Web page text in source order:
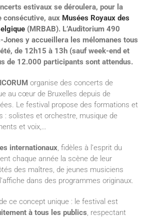
estivaux se déroulera, pour la
consécutive, aux Musées Royaux des
(MRBAB). L’Auditorium 490
Jones y accueillera les mélomanes tous
de 12h15 à 13h (sauf week-end et
de 12.000 participants sont attendus.
organise des concerts de
au cœur de Bruxelles depuis de
Le festival propose des formations et
: solistes et orchestre, musique de
et voix,…
internationaux, fidèles à l’esprit du
chaque année la scène de leur
des maîtres, de jeunes musiciens
dans des programmes originaux.
ce concept unique : le festival est
à tous les publics, respectant